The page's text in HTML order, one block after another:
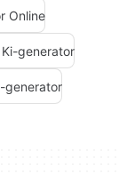
Online
Ki-generator
generator